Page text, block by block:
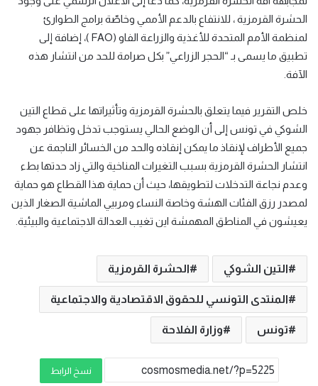
الحشرة القرمزية ، للانتفاع بالدعم الأممي وخاصّة برامج الطوارئ
لمنظمة الأمم المتحدة للأغذية والزراعة الفاو (FAO )، إضافة إلى
تطبيق ما يسمى بـ “الحجر الزراعي” بكل صرامة للحد من انتشار هذه
الآفة.
خلص التقرير فيما يتعلق بالحشرة القرمزية وتأثيراتها على قطاع التين
الشوكي في تونس إلى أن الوضع الحالي يستوجب تدخل وتظافر جهود
جميع الأطراف لإنقاذ ما يمكن إنقاذه والحد من الخسائر الناجمة عن
انتشار الحشرة القرمزية بسبب التغيرات المناخية والتي زاد حدتها بطء
وعدم نجاعة التدخلات لتطويقها، حيث أن حماية هذا القطاع هو حماية
لمصدر رزق الفئات الهشة وخاصة النساء ومربيي الماشية الصغار الذين
يعيشون في المناطق المهمشة اين تغيب العدالة الاجتماعية والبيئية.
التين الشوكي الحشرة القرمزية
المنتدى التونسي للحقوق الاقتصادية والاجتماعية
تونس وزارة الفلاحة
نسخ الرابط